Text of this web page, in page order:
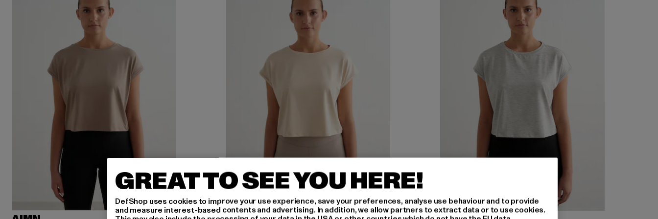
GREAT TO SEE YOU HERE!
DefShop uses cookies to improve your use experience, save your preferences, analyse use behaviour and to provide
and measure interest-based contents and advertising. In addition, we allow partners to extract data or to use cookies.